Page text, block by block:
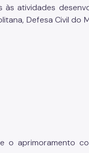
atividades
Defesa Civil do
o aprimoramento